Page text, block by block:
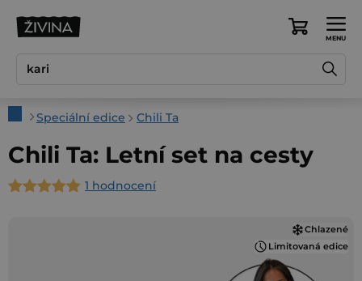
Nákupní
DomůSpeciální edice Chili Ta
Chili Ta: Letní set na cesty
Průměrné
1 hodnocení
Chlazené
Limitovaná edice